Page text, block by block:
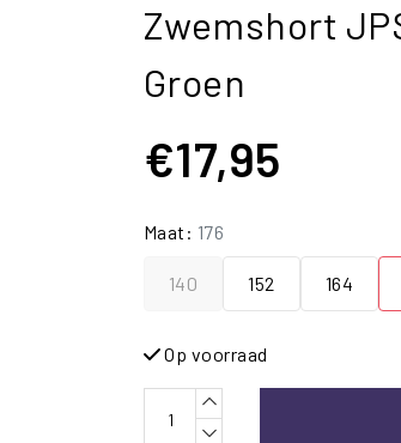
Zwemshort
Groen
€17,95
Maat: 176
140 152 164
Op voorraad